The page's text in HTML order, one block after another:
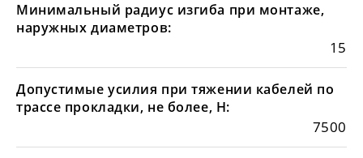
Минимальный радиус изгиба при монтаже,
наружных диаметров:
15
Допустимые усилия при тяжении кабелей по
трассе прокладки, не более, Н:
7500